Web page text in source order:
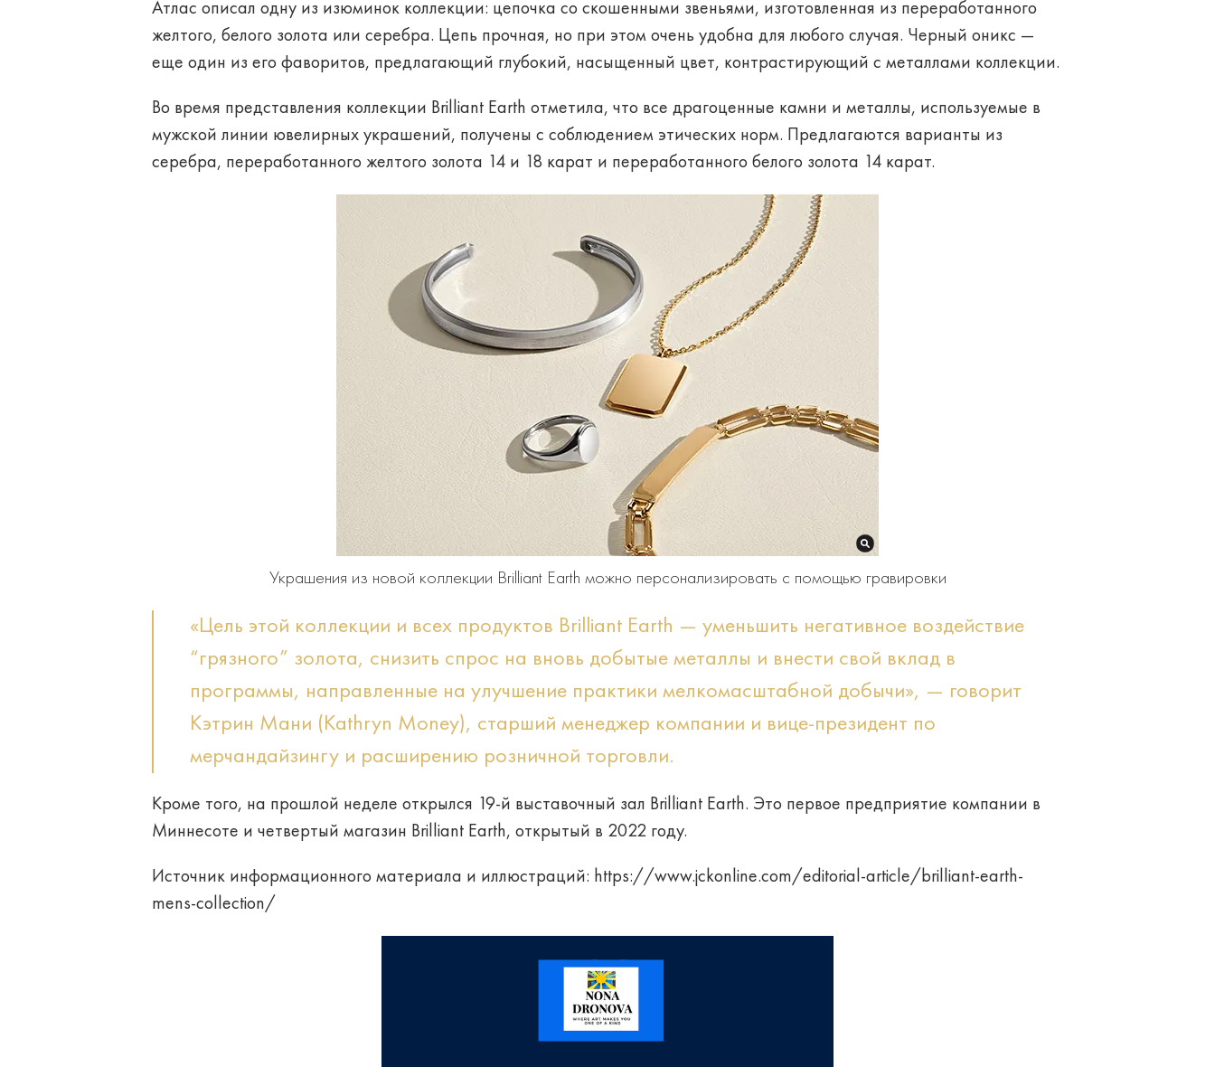
Атлас описал одну из изюминок коллекции: цепочка со скошенными звеньями, изготовленная из переработанного
желтого, белого золота или серебра. Цепь прочная, но при этом очень удобна для любого случая. Черный оникс —
еще один из его фаворитов, предлагающий глубокий, насыщенный цвет, контрастирующий с металлами коллекции.
Во время представления коллекции Brilliant Earth отметила, что все драгоценные камни и металлы, используемые в
мужской линии ювелирных украшений, получены с соблюдением этических норм. Предлагаются варианты из
серебра, переработанного желтого золота 14 и 18 карат и переработанного белого золота 14 карат.
Украшения из новой коллекции Brilliant Earth можно персонализировать с помощью гравировки
«Цель этой коллекции и всех продуктов Brilliant Earth — уменьшить негативное воздействие
“грязного” золота, снизить спрос на вновь добытые металлы и внести свой вклад в
программы, направленные на улучшение практики мелкомасштабной добычи», — говорит
Кэтрин Мани (Kathryn Money), старший менеджер компании и вице-президент по
мерчандайзингу и расширению розничной торговли.
Кроме того, на прошлой неделе открылся 19-й выставочный зал Brilliant Earth. Это первое предприятие компании в
Миннесоте и четвертый магазин Brilliant Earth, открытый в 2022 году.
Источник информационного материала и иллюстраций: https://www.jckonline.com/editorial-article/brilliant-earth-
mens-collection/